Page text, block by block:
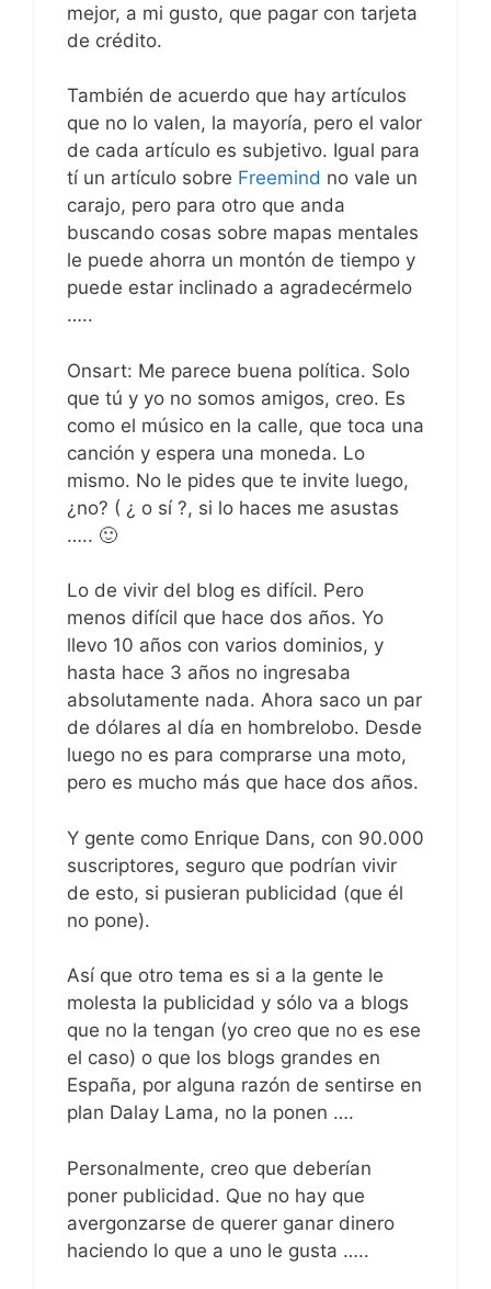
mejor, a mi gusto, que pagar con tarjeta
de crédito.
También de acuerdo que hay artículos
que no lo valen, la mayoría, pero el valor
de cada artículo es subjetivo. Igual para
tí un artículo sobre Freemind no vale un
carajo, pero para otro que anda
buscando cosas sobre mapas mentales
le puede ahorra un montón de tiempo y
puede estar inclinado a agradecérmelo
…..
Onsart: Me parece buena política. Solo
que tú y yo no somos amigos, creo. Es
como el músico en la calle, que toca una
canción y espera una moneda. Lo
mismo. No le pides que te invite luego,
¿no? ( ¿ o sí ?, si lo haces me asustas
….. 🙂
Lo de vivir del blog es difícil. Pero
menos difícil que hace dos años. Yo
llevo 10 años con varios dominios, y
hasta hace 3 años no ingresaba
absolutamente nada. Ahora saco un par
de dólares al día en hombrelobo. Desde
luego no es para comprarse una moto,
pero es mucho más que hace dos años.
Y gente como Enrique Dans, con 90.000
suscriptores, seguro que podrían vivir
de esto, si pusieran publicidad (que él
no pone).
Así que otro tema es si a la gente le
molesta la publicidad y sólo va a blogs
que no la tengan (yo creo que no es ese
el caso) o que los blogs grandes en
España, por alguna razón de sentirse en
plan Dalay Lama, no la ponen ….
Personalmente, creo que deberían
poner publicidad. Que no hay que
avergonzarse de querer ganar dinero
haciendo lo que a uno le gusta …..